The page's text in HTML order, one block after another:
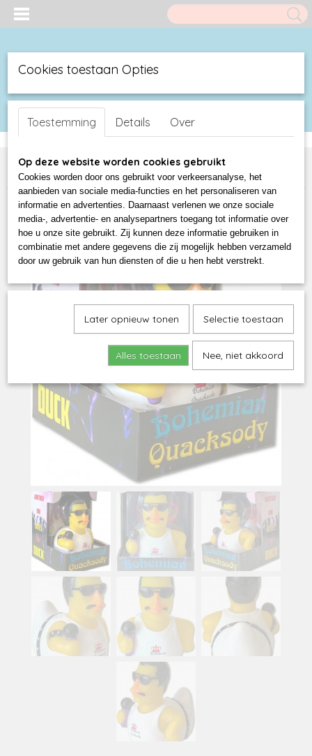
Inloggen Registreren
Home >Duck Shop> Celebriducks (USA)>CELEBRIDUCKS
BOHEMIAN QUACKSODY
Cookies toestaan Opties
Toestemming Details Over
Op deze website worden cookies gebruikt
Cookies worden door ons gebruikt voor verkeersanalyse, het
aanbieden van sociale media-functies en het personaliseren van
informatie en advertenties. Daarnaast verlenen we onze sociale
media-, advertentie- en analysepartners toegang tot informatie over
hoe u onze site gebruikt. Zij kunnen deze informatie gebruiken in
combinatie met andere gegevens die zij mogelijk hebben verzameld
door uw gebruik van hun diensten of die u hen hebt verstrekt.
Later opnieuw tonen Selectie toestaan
Alles toestaan Nee, niet akkoord